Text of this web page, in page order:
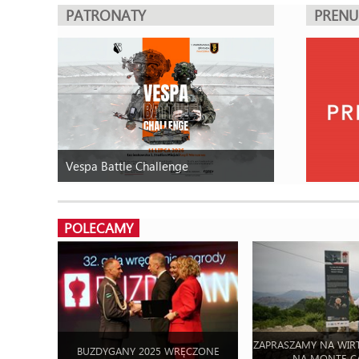
PATRONATY
Vespa Battle Challenge
POLECAMY
BUZDYGANY 2025 WRĘCZONE
ZAPRASZAMY NA